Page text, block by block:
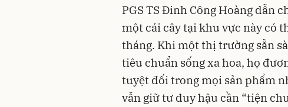
PGS TS Đinh Công Hoàng dẫn
một cái cây tại khu vực này có
tháng. Khi một thị trường sẵn
tiêu chuẩn sống xa hoa, họ
tuyệt đối trong mọi sản phẩm
vẫn giữ tư duy hậu cần “tiện